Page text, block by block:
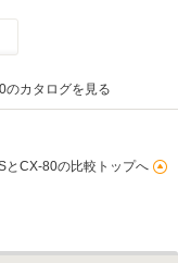
のカタログを見る
とCX-80の比較トップへ